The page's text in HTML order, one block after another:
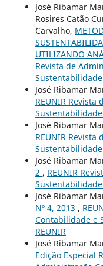
José Ribamar
Rosires Catão
Carvalho,
UTILIZANDO
Revista de
José Ribamar
REUNIR
José Ribamar
REUNIR
José Ribamar
2 , REUNIR
José Ribamar
Nº 4, 2013 ,
Contabilidade e
REUNIR
José Ribamar
Edição Especial